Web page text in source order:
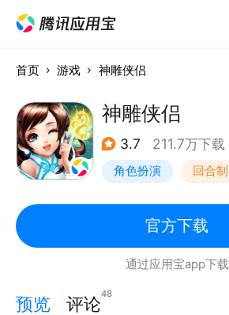
首页 游戏 神雕侠侣
神雕侠侣
3.7 211.7万下载
角色扮演 回合制
金庸
官方下载
通过应用宝app下载
预览 评论48